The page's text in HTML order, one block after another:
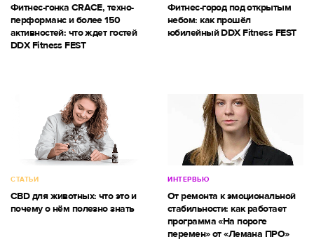
Фитнес-гонка CRACE, техно-
перформанс и более 150
активностей: что ждет гостей
DDX Fitness FEST
Фитнес-город под открытым
небом: как прошёл
юбилейный DDX Fitness FEST
СТАТЬИ
CBD для животных: что это и
почему о нём полезно знать
ИНТЕРВЬЮ
От ремонта к эмоциональной
стабильности: как работает
программа «На пороге
перемен» от «Лемана ПРО»